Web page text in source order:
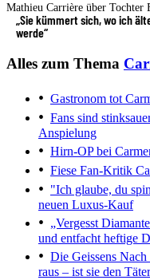
Mathieu Carrière über Tochter
„Sie kümmert sich, wo ich
werde“
Alles zum Thema
Gastronom tot
Fans sind
Anspielung
Hirn-OP bei
Fiese Fan-Kritik
"Ich glaube, du
neuen Luxus-Kauf
„Vergesst
und entfacht heftige
Die Geissens Nach
raus – ist sie den